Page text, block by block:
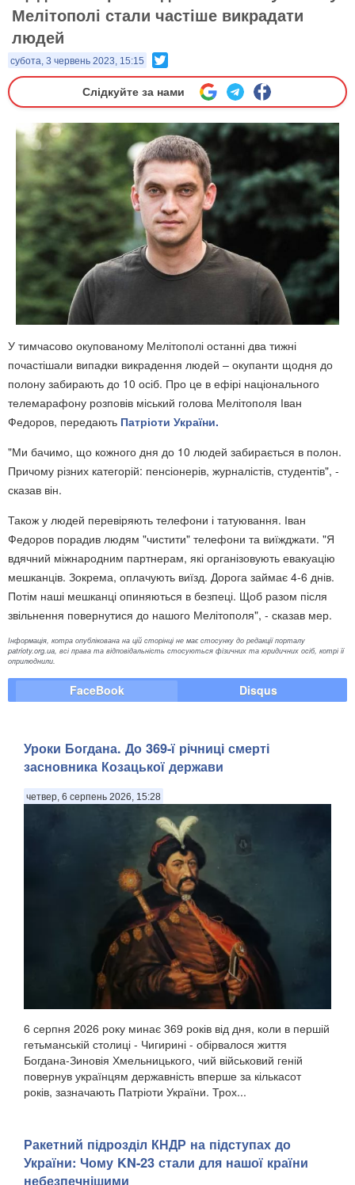
Мелітополі стали частіше викрадати
людей
субота, 3 червень 2023, 15:15
Слідкуйте за нами
У тимчасово окупованому Мелітополі останні два тижні
почастішали випадки викрадення людей – окупанти щодня до
полону забирають до 10 осіб. Про це в ефірі національного
телемарафону розповів міський голова Мелітополя Іван
Федоров, передають Патріоти України.
"Ми бачимо, що кожного дня до 10 людей забирається в полон.
Причому різних категорій: пенсіонерів, журналістів, студентів", -
сказав він.
Також у людей перевіряють телефони і татуювання. Іван
Федоров порадив людям "чистити" телефони та виїжджати. "Я
вдячний міжнародним партнерам, які організовують евакуацію
мешканців. Зокрема, оплачують виїзд. Дорога займає 4-6 днів.
Потім наші мешканці опиняються в безпеці. Щоб разом після
звільнення повернутися до нашого Мелітополя", - сказав мер.
Інформація, котра опублікована на цій сторінці не має стосунку до редакції порталу
patrioty.org.ua, всі права та відповідальність стосуються фізичних та юридичних осіб, котрі її
оприлюднили.
FaceBook Disqus
Уроки Богдана. До 369-ї річниці смерті
засновника Козацької держави
четвер, 6 серпень 2026, 15:28
6 серпня 2026 року минає 369 років від дня, коли в першій
гетьманській столиці - Чигирині - обірвалося життя
Богдана-Зиновія Хмельницького, чий військовий геній
повернув українцям державність вперше за кількасот
років, зазначають Патріоти України. Трох...
Ракетний підрозділ КНДР на підступах до
України: Чому KN-23 стали для нашої країни
небезпечнішими